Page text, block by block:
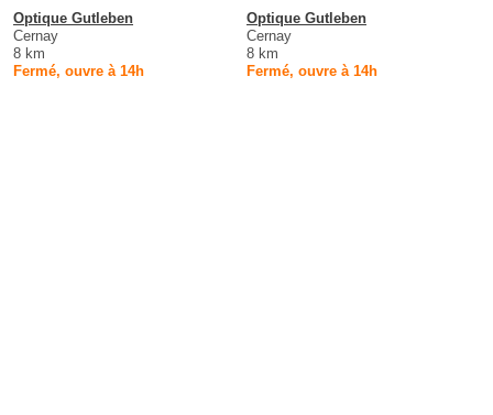
Optique Gutleben
Cernay
8 km
Fermé, ouvre à 14h
Optique Gutleben
Cernay
8 km
Fermé, ouvre à 14h